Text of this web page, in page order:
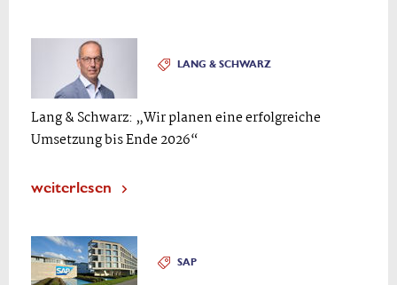
LANG & SCHWARZ
Lang & Schwarz: „Wir planen eine erfolgreiche
Umsetzung bis Ende 2026“
weiterlesen
SAP